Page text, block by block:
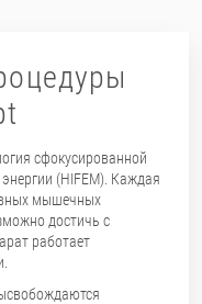
сфокусированной
(HIFEM). Каждая
мышечных
достичь с
работает